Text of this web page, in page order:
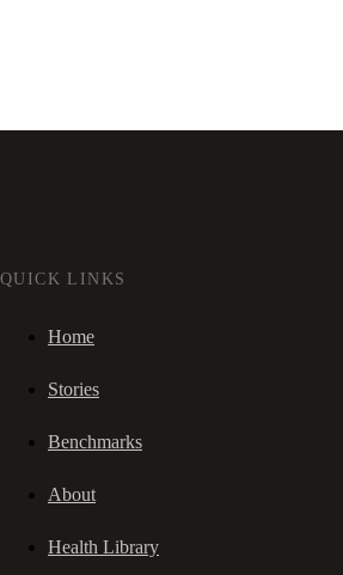
QUICK LINKS
Home
Stories
Benchmarks
About
Health Library